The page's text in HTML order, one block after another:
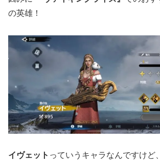
の英雄！
イヴェット っていうキャラなんですけど、